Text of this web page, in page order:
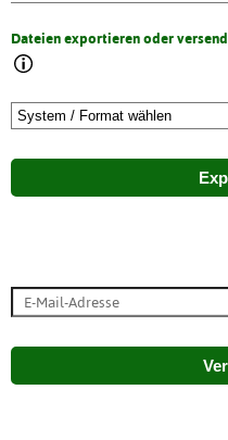
Dateien exportieren oder